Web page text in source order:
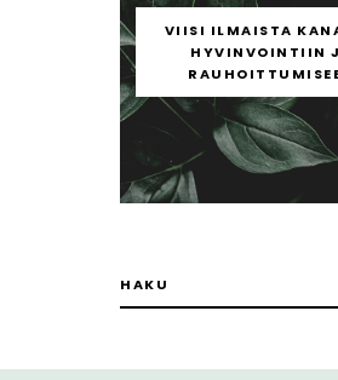
VIISI ILMAISTA
HYVINVOINTIIN